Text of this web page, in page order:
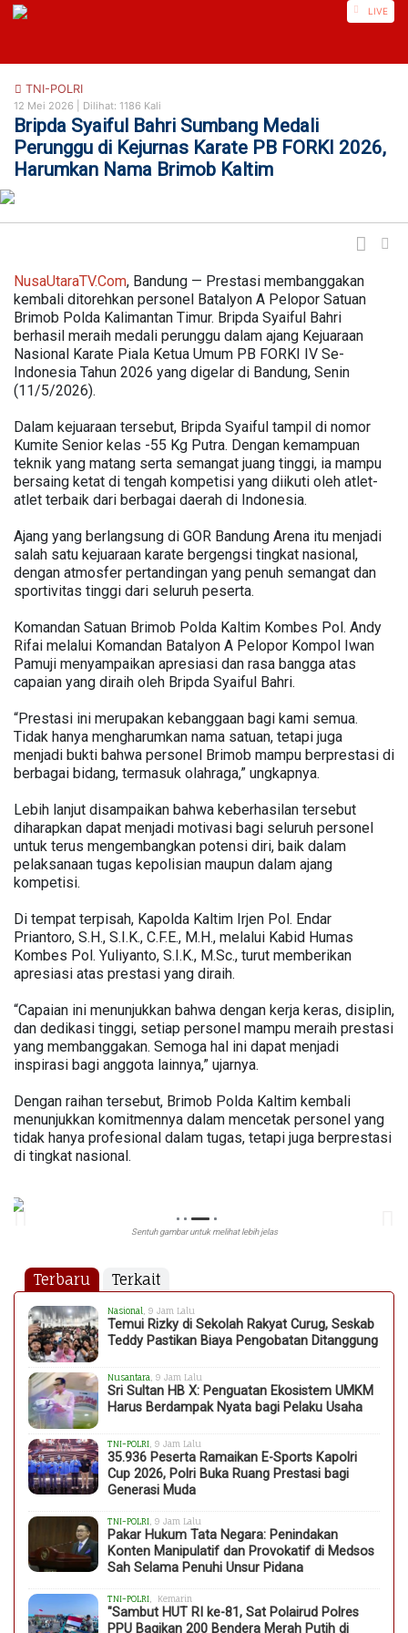
https://nusautaratv.com/ LIVE
TNI-POLRI
12 Mei 2026 | Dilihat: 1186 Kali
Bripda Syaiful Bahri Sumbang Medali
Perunggu di Kejurnas Karate PB FORKI 2026,
Harumkan Nama Brimob Kaltim
NusaUtaraTV.Com, Bandung — Prestasi membanggakan
kembali ditorehkan personel Batalyon A Pelopor Satuan
Brimob Polda Kalimantan Timur. Bripda Syaiful Bahri
berhasil meraih medali perunggu dalam ajang Kejuaraan
Nasional Karate Piala Ketua Umum PB FORKI IV Se-
Indonesia Tahun 2026 yang digelar di Bandung, Senin
(11/5/2026).
Dalam kejuaraan tersebut, Bripda Syaiful tampil di nomor
Kumite Senior kelas -55 Kg Putra. Dengan kemampuan
teknik yang matang serta semangat juang tinggi, ia mampu
bersaing ketat di tengah kompetisi yang diikuti oleh atlet-
atlet terbaik dari berbagai daerah di Indonesia.
Ajang yang berlangsung di GOR Bandung Arena itu menjadi
salah satu kejuaraan karate bergengsi tingkat nasional,
dengan atmosfer pertandingan yang penuh semangat dan
sportivitas tinggi dari seluruh peserta.
Komandan Satuan Brimob Polda Kaltim Kombes Pol. Andy
Rifai melalui Komandan Batalyon A Pelopor Kompol Iwan
Pamuji menyampaikan apresiasi dan rasa bangga atas
capaian yang diraih oleh Bripda Syaiful Bahri.
“Prestasi ini merupakan kebanggaan bagi kami semua.
Tidak hanya mengharumkan nama satuan, tetapi juga
menjadi bukti bahwa personel Brimob mampu berprestasi di
berbagai bidang, termasuk olahraga,” ungkapnya.
Lebih lanjut disampaikan bahwa keberhasilan tersebut
diharapkan dapat menjadi motivasi bagi seluruh personel
untuk terus mengembangkan potensi diri, baik dalam
pelaksanaan tugas kepolisian maupun dalam ajang
kompetisi.
Di tempat terpisah, Kapolda Kaltim Irjen Pol. Endar
Priantoro, S.H., S.I.K., C.F.E., M.H., melalui Kabid Humas
Kombes Pol. Yuliyanto, S.I.K., M.Sc., turut memberikan
apresiasi atas prestasi yang diraih.
“Capaian ini menunjukkan bahwa dengan kerja keras, disiplin,
dan dedikasi tinggi, setiap personel mampu meraih prestasi
yang membanggakan. Semoga hal ini dapat menjadi
inspirasi bagi anggota lainnya,” ujarnya.
Dengan raihan tersebut, Brimob Polda Kaltim kembali
menunjukkan komitmennya dalam mencetak personel yang
tidak hanya profesional dalam tugas, tetapi juga berprestasi
di tingkat nasional.
Sentuh gambar untuk melihat lebih jelas
Terbaru Terkait
Nasional , 9 Jam Lalu
Temui Rizky di Sekolah Rakyat Curug, Seskab
Teddy Pastikan Biaya Pengobatan Ditanggung
Nusantara , 9 Jam Lalu
Sri Sultan HB X: Penguatan Ekosistem UMKM
Harus Berdampak Nyata bagi Pelaku Usaha
TNI-POLRI , 9 Jam Lalu
35.936 Peserta Ramaikan E-Sports Kapolri
Cup 2026, Polri Buka Ruang Prestasi bagi
Generasi Muda
TNI-POLRI , 9 Jam Lalu
Pakar Hukum Tata Negara: Penindakan
Konten Manipulatif dan Provokatif di Medsos
Sah Selama Penuhi Unsur Pidana
TNI-POLRI , Kemarin
"Sambut HUT RI ke-81, Sat Polairud Polres
PPU Bagikan 200 Bendera Merah Putih di